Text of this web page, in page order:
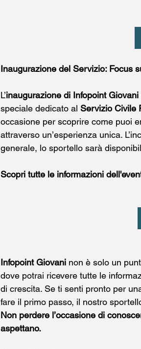
Inaugurazione del Servizio: Focus
L’inaugurazione di Infopoint Giovani
speciale dedicato al Servizio Civile
occasione per scoprire come puoi
attraverso un’esperienza unica.
generale, lo sportello sarà
Scopri tutte le informazioni
Infopoint Giovani non è solo un
dove potrai ricevere tutte le
di crescita. Se ti senti pronto per
fare il primo passo, il nostro
Non perdere l’occasione di
aspettano.